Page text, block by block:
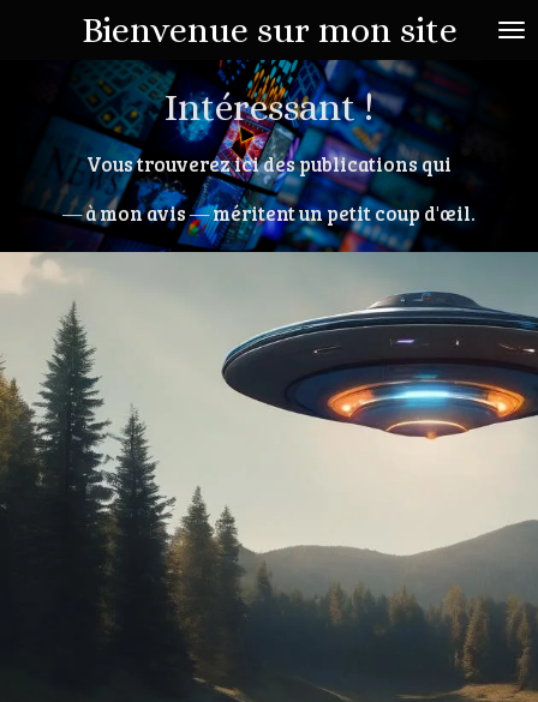
Bienvenue sur mon site
Intéressant !
Vous trouverez ici des publications qui
― à mon avis ― méritent un petit coup d'œil.